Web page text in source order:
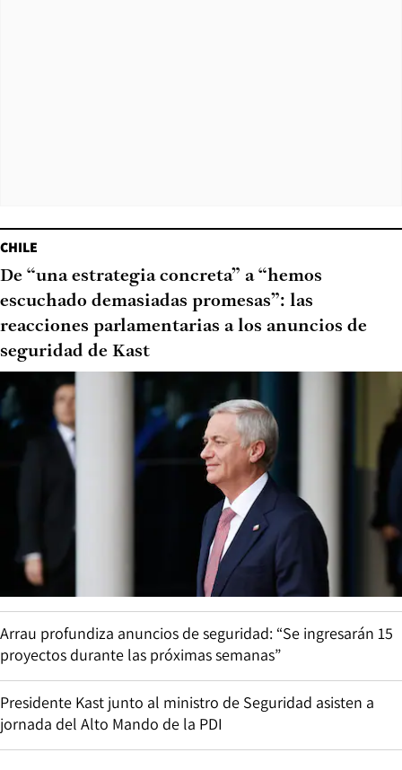
CHILE
De “una estrategia concreta” a “hemos
escuchado demasiadas promesas”: las
reacciones parlamentarias a los anuncios de
seguridad de Kast
Arrau profundiza anuncios de seguridad: “Se ingresarán 15
proyectos durante las próximas semanas”
Presidente Kast junto al ministro de Seguridad asisten a
jornada del Alto Mando de la PDI